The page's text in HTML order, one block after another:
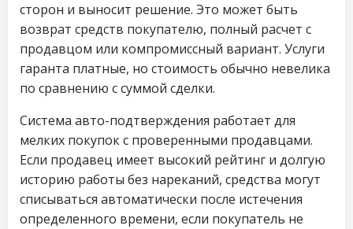
сторон и выносит решение. Это может быть
возврат средств покупателю, полный расчет с
продавцом или компромиссный вариант. Услуги
гаранта платные, но стоимость обычно невелика
по сравнению с суммой сделки.
Система авто-подтверждения работает для
мелких покупок с проверенными продавцами.
Если продавец имеет высокий рейтинг и долгую
историю работы без нареканий, средства могут
списываться автоматически после истечения
определенного времени, если покупатель не